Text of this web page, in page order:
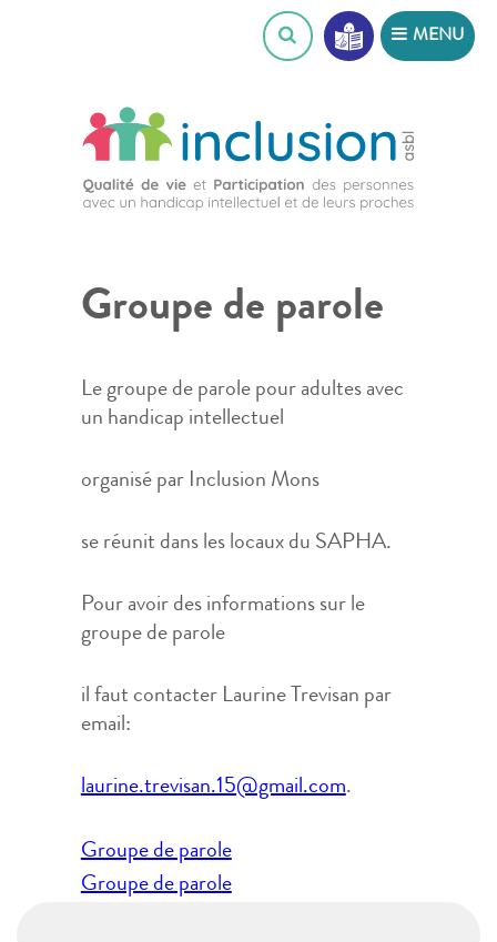
MENU
Groupe de parole
Le groupe de parole pour adultes avec
un handicap intellectuel
organisé par Inclusion Mons
se réunit dans les locaux du SAPHA.
Pour avoir des informations sur le
groupe de parole
il faut contacter Laurine Trevisan par
email:
laurine.trevisan.15@gmail.com.
Navigation
de
Groupe de parole
Groupe de parole